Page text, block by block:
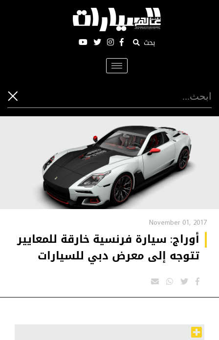
بحث
Toggle
navigation
November 01, 2017
أوراج: سيارة فرنسية خارقة للمعايير
تتوجه إلى معرض دبي للسيارات